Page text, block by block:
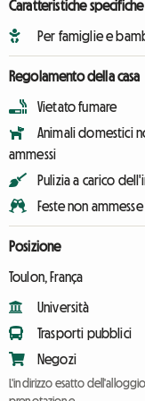
Caratteristiche specifiche
Per famiglie e
Regolamento della casa
Vietato fumare
Animali domestici
ammessi
Pulizia a carico
Feste non ammesse
Posizione
Toulon, França
Università
Trasporti pubblici
Negozi
L'indirizzo esatto